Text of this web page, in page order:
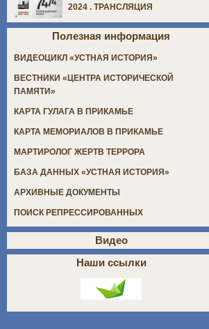
2024 . ТРАНСЛЯЦИЯ
Полезная информация
ВИДЕОЦИКЛ «УСТНАЯ ИСТОРИЯ»
ВЕСТНИКИ «ЦЕНТРА ИСТОРИЧЕСКОЙ
ПАМЯТИ»
КАРТА ГУЛАГА В ПРИКАМЬЕ
КАРТА МЕМОРИАЛОВ В ПРИКАМЬЕ
МАРТИРОЛОГ ЖЕРТВ ТЕРРОРА
БАЗА ДАННЫХ «УСТНАЯ ИСТОРИЯ»
АРХИВНЫЕ ДОКУМЕНТЫ
ПОИСК РЕПРЕССИРОВАННЫХ
Видео
Наши ссылки